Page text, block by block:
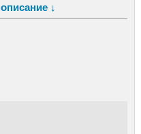
add complexity to
↓